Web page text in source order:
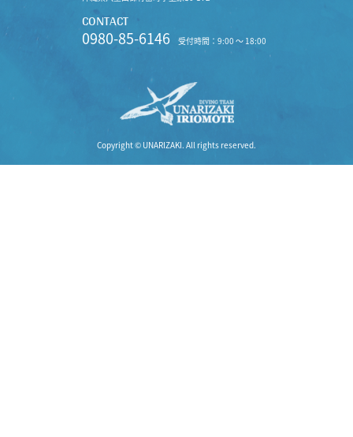
CONTACT
0980-85-6146 受付時間：9:00 〜 18:00
Copyright © UNARIZAKI. All rights reserved.